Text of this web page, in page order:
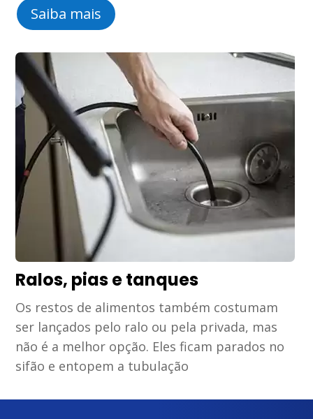
Saiba mais
Ralos, pias e tanques
Os restos de alimentos também costumam
ser lançados pelo ralo ou pela privada, mas
não é a melhor opção. Eles ficam parados no
sifão e entopem a tubulação